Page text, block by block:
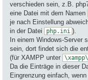
verschieden sein, z.B.
eine Datei mit dem Namen
je nach Einstellung
in der Datei php.ini ).
In einem Windows-
sein, dort findet sich die
(für XAMPP unter
Da die Einträge in dieser
Eingrenzung einfach,